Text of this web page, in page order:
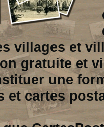
villages et
gratuite et
une
et cartes